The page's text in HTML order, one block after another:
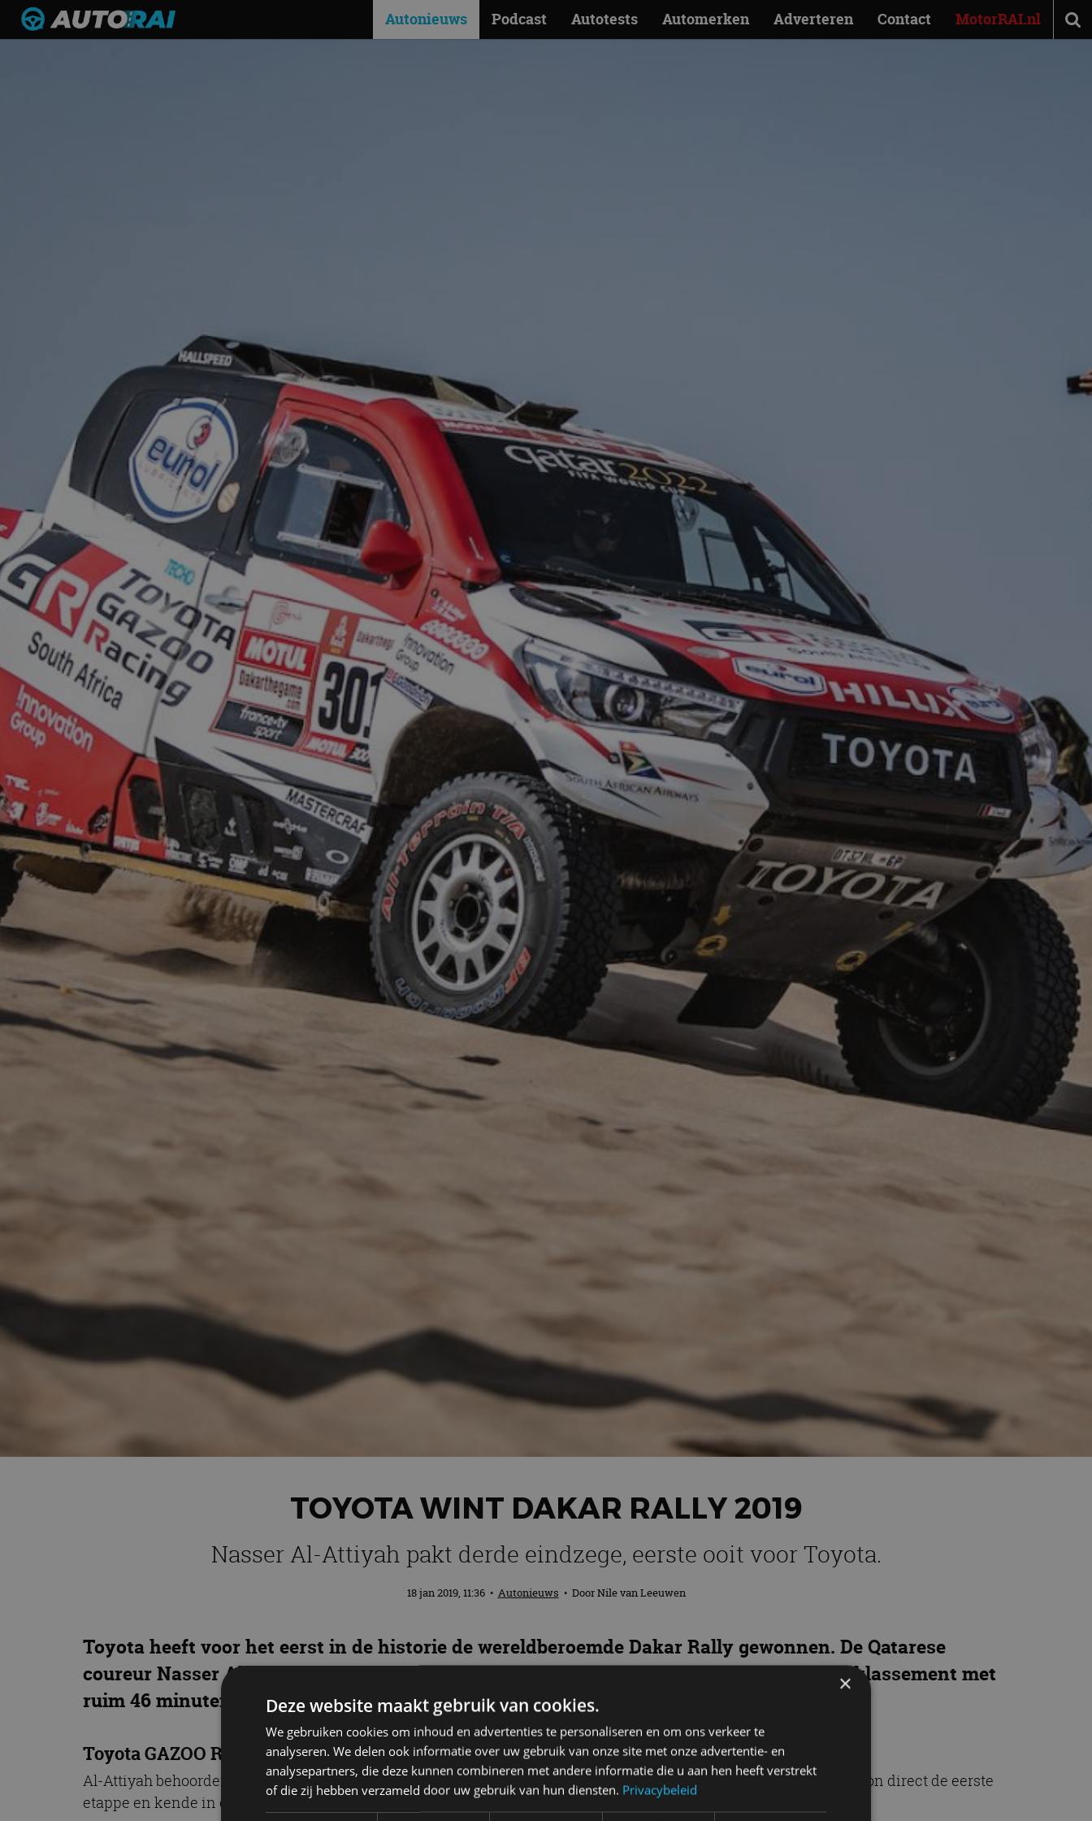
Autonieuws Podcast Autotests Automerken Adverteren Contact MotorRAI.nl
TOYOTA WINT DAKAR RALLY 2019
Nasser Al-Attiyah pakt derde eindzege, eerste ooit voor Toyota.
18 jan 2019, 11:36 • Autonieuws • DoorNile van Leeuwen
Toyota heeft voor het eerst in de historie de wereldberoemde Dakar Rally gewonnen. De Qatarese
coureur Nasser Al-Attiyah was met zijn Toyota Hiluxoppermachtig en eindigde in het klassement met
ruim 46 minuten voorsprong op Nani Roma, die met zijn MINI tweede werd.
Toyota GAZOO Racing
Al-Attiyah behoorden van meet af aan tot de favorieten voor de overwinning. De Dakar-winnaar van 2011 en 2015 won direct de eerste
etappe en kende in de daaropvolgende stages relatief weinig problemen.
×
Deze website maakt gebruik van cookies.
We gebruiken cookies om inhoud en advertenties te personaliseren en om ons verkeer te
analyseren. We delen ook informatie over uw gebruik van onze site met onze advertentie- en
analysepartners, die deze kunnen combineren met andere informatie die u aan hen heeft verstrekt
of die zij hebben verzameld door uw gebruik van hun diensten. Privacybeleid